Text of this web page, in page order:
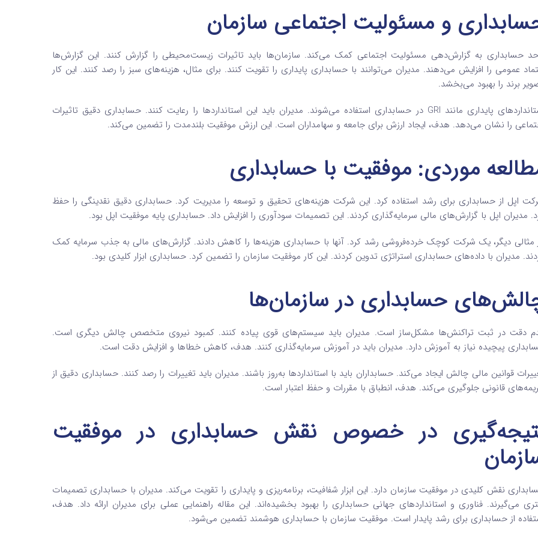
و مسئولیت اجتماعی سازمان
حسابداری به گزارش‌دهی مسئولیت اجتماعی کمک می‌کند. سازمان‌ها باید تاثیرات زیست‌محیطی را گزارش کنند. این گزارش‌ها
عمومی را افزایش می‌دهند. مدیران می‌توانند با حسابداری پایداری را تقویت کنند. برای مثال، هزینه‌های سبز را رصد کنند. این کار
برند را بهبود می‌بخشد.
استانداردهای پایداری مانند GRI در حسابداری استفاده می‌شوند. مدیران باید این استانداردها را رعایت کنند. حسابداری دقیق تاثیرات
را نشان می‌دهد. هدف، ایجاد ارزش برای جامعه و سهامداران است. این ارزش موفقیت بلندمدت را تضمین می‌کند.
موردی: موفقیت با حسابداری
اپل از حسابداری برای رشد استفاده کرد. این شرکت هزینه‌های تحقیق و توسعه را مدیریت کرد. حسابداری دقیق نقدینگی را حفظ
مدیران اپل با گزارش‌های مالی سرمایه‌گذاری کردند. این تصمیمات سودآوری را افزایش داد. حسابداری پایه موفقیت اپل بود.
مثالی دیگر، یک شرکت کوچک خرده‌فروشی رشد کرد. آنها با حسابداری هزینه‌ها را کاهش دادند. گزارش‌های مالی به جذب سرمایه کمک
مدیران با داده‌های حسابداری استراتژی تدوین کردند. این کار موفقیت سازمان را تضمین کرد. حسابداری ابزار کلیدی بود.
حسابداری در سازمان‌ها
دقت در ثبت تراکنش‌ها مشکل‌ساز است. مدیران باید سیستم‌های قوی پیاده کنند. کمبود نیروی متخصص چالش دیگری است.
پیچیده نیاز به آموزش دارد. مدیران باید در آموزش سرمایه‌گذاری کنند. هدف، کاهش خطاها و افزایش دقت است.
قوانین مالی چالش ایجاد می‌کند. حسابداران باید با استانداردها به‌روز باشند. مدیران باید تغییرات را رصد کنند. حسابداری دقیق از
قانونی جلوگیری می‌کند. هدف، انطباق با مقررات و حفظ اعتبار است.
در خصوص نقش حسابداری در موفقیت
نقش کلیدی در موفقیت سازمان دارد. این ابزار شفافیت، برنامه‌ریزی و پایداری را تقویت می‌کند. مدیران با حسابداری تصمیمات
می‌گیرند. فناوری و استانداردهای جهانی حسابداری را بهبود بخشیده‌اند. این مقاله راهنمایی عملی برای مدیران ارائه داد. هدف،
از حسابداری برای رشد پایدار است. موفقیت سازمان با حسابداری هوشمند تضمین می‌شود.